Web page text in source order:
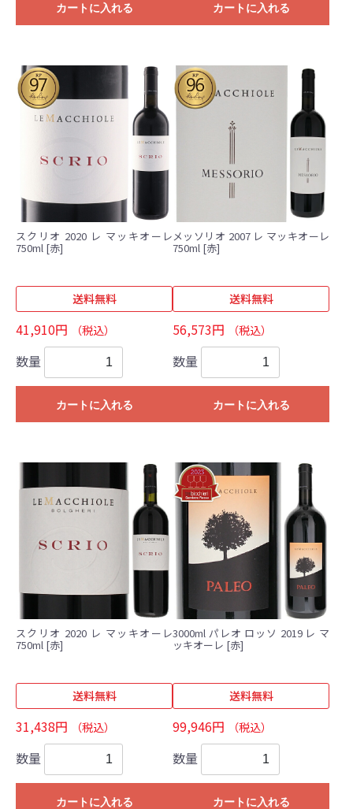
カートに入れる カートに入れる
スクリオ 2020 レ マッキオーレ
750ml [赤]
送料無料
41,910円 （税込）
数量
カートに入れる
メッソリオ 2007 レ マッキオーレ
750ml [赤]
送料無料
56,573円 （税込）
数量
カートに入れる
スクリオ 2020 レ マッキオーレ
750ml [赤]
送料無料
31,438円 （税込）
数量
カートに入れる
3000ml パレオ ロッソ 2019 レ マ
ッキオーレ [赤]
送料無料
99,946円 （税込）
数量
カートに入れる